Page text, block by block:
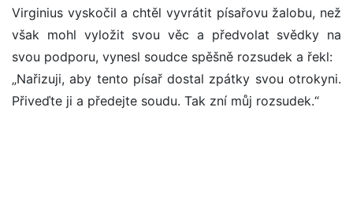
Virginius vyskočil a chtěl vyvrátit písařovu žalobu, než
však mohl vyložit svou věc a předvolat svědky na
svou podporu, vynesl soudce spěšně rozsudek a řekl:
„Nařizuji, aby tento písař dostal zpátky svou otrokyni.
Přiveďte ji a předejte soudu. Tak zní můj rozsudek.“